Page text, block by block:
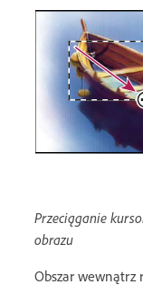
Przeciąganie
obrazu
Obszar wewnątrz